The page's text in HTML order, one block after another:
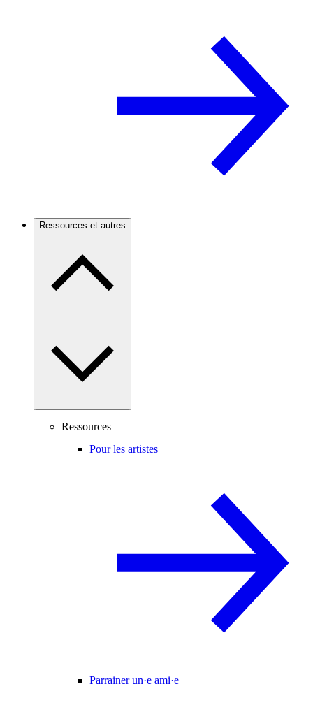
Ressources et autres
Ressources
Pour les artistes
Parrainer un·e ami·e